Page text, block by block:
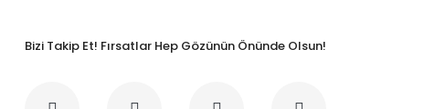
Bizi Takip Et! Fırsatlar Hep Gözünün Önünde Olsun!